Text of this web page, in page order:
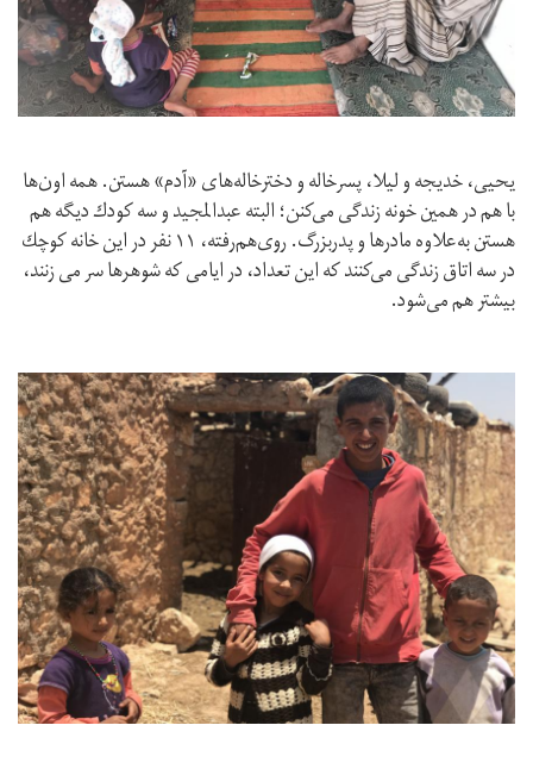
يحيى، خديجه و ليلا، پسرخاله و دخترخاله‌هاى «آدم» هستن. همه اون‌ها
با هم در همين خونه زندگى مى‌كنن؛ البته عبدالمجيد و سه كودك ديگه هم
هستن به‌علاوه مادرها و پدربزرگ. روى‌هم‌رفته، ١١ نفر در اين خانه كوچك
در سه اتاق زندگى مى‌كنند كه اين تعداد، در ايامى كه شوهرها سر مى زنند،
بيشتر هم مى‌شود.